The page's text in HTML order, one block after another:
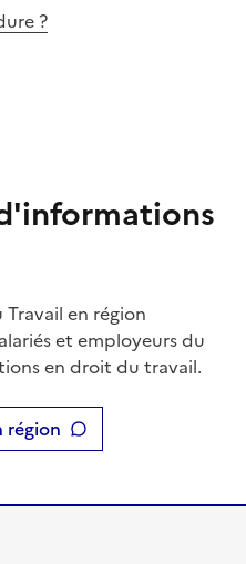
?
en région
et employeurs du
en droit du travail.
région